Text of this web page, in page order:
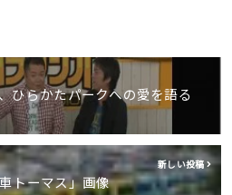
ひらかたパークへの愛を語る
新しい投稿
トーマス」画像